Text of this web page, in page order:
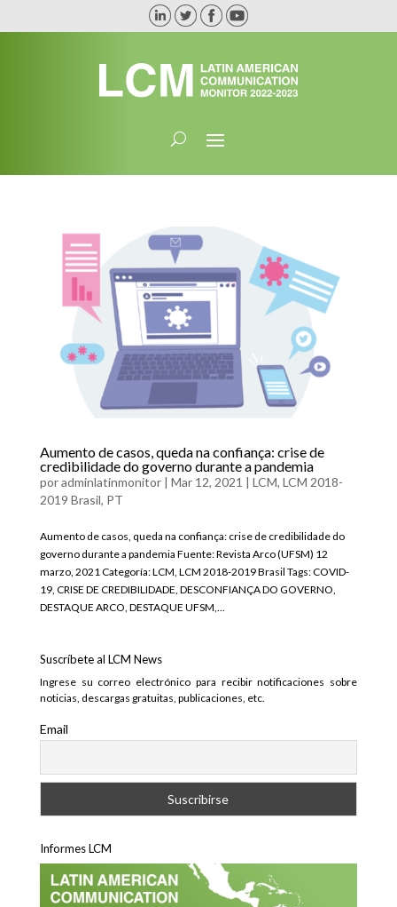
Aumento de casos, queda na confiança: crise de
credibilidade do governo durante a pandemia
poradminlatinmonitor| Mar 12, 2021 | LCM, LCM 2018-
2019 Brasil, PT
Aumento de casos, queda na confiança: crise de credibilidade do
governo durante a pandemia Fuente: Revista Arco (UFSM) 12
marzo, 2021 Categoría: LCM, LCM 2018-2019 Brasil Tags: COVID-
19, CRISE DE CREDIBILIDADE, DESCONFIANÇA DO GOVERNO,
DESTAQUE ARCO, DESTAQUE UFSM,...
Suscríbete al LCM News
Ingrese su correo electrónico para recibir notificaciones sobre
noticias, descargas gratuitas, publicaciones, etc.
Email
Informes LCM